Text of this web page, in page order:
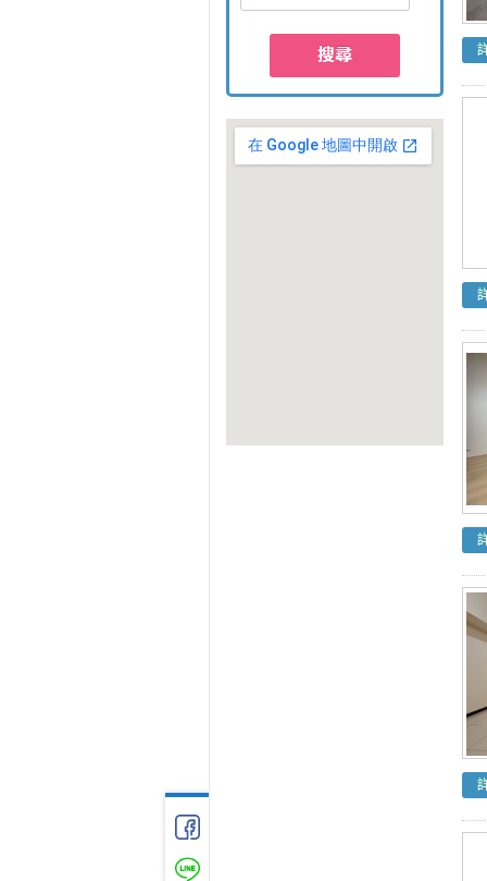
搜尋